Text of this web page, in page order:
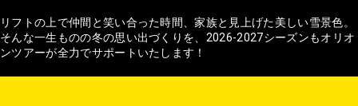
リフトの上で仲間と笑い合った時間、家族と見上げた美しい雪景色。
そんな一生ものの冬の思い出づくりを、2026-2027シーズンもオリオ
ンツアーが全力でサポートいたします！